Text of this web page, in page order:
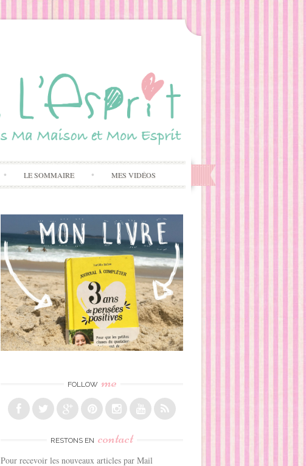
LE SOMMAIRE MES VIDÉOS
FOLLOW me
RESTONS EN contact
Pour recevoir les nouveaux articles par Mail